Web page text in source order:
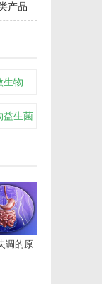
产品
生物
益生菌
调的原